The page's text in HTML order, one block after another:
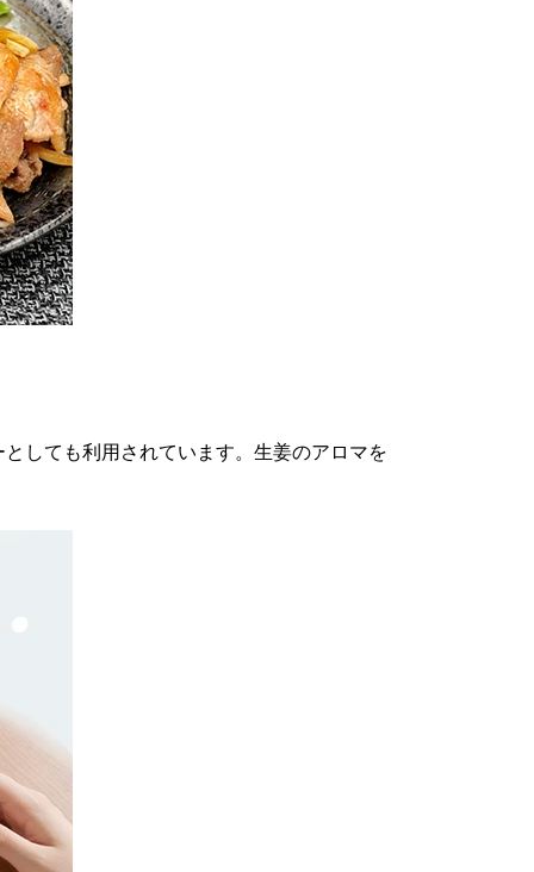
しても利用されています。生姜のアロマを